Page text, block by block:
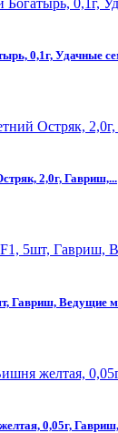
0,1г, Удачные
2,0г, Гавриш,...
Гавриш, Ведущие
0,05г,